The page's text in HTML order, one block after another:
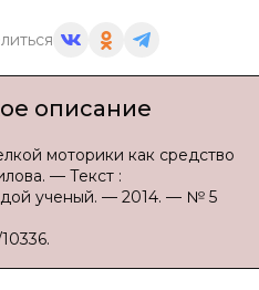
описание
моторики как средство
— Текст :
ученый. — 2014. — № 5